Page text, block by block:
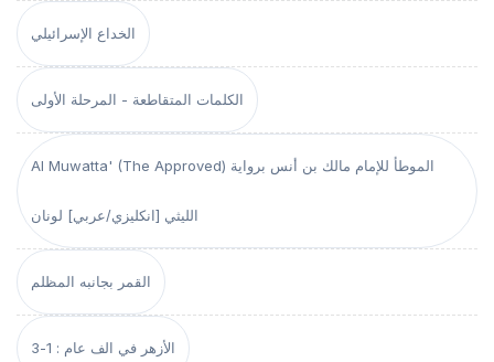
الخداع الإسرائيلي
الكلمات المتقاطعة - المرحلة الأولى
Al Muwatta' (The Approved) الموطأ للإمام مالك بن أنس برواية
الليثي [انكليزي/عربي] لونان
القمر بجانبه المظلم
الأزهر في الف عام : 1-3